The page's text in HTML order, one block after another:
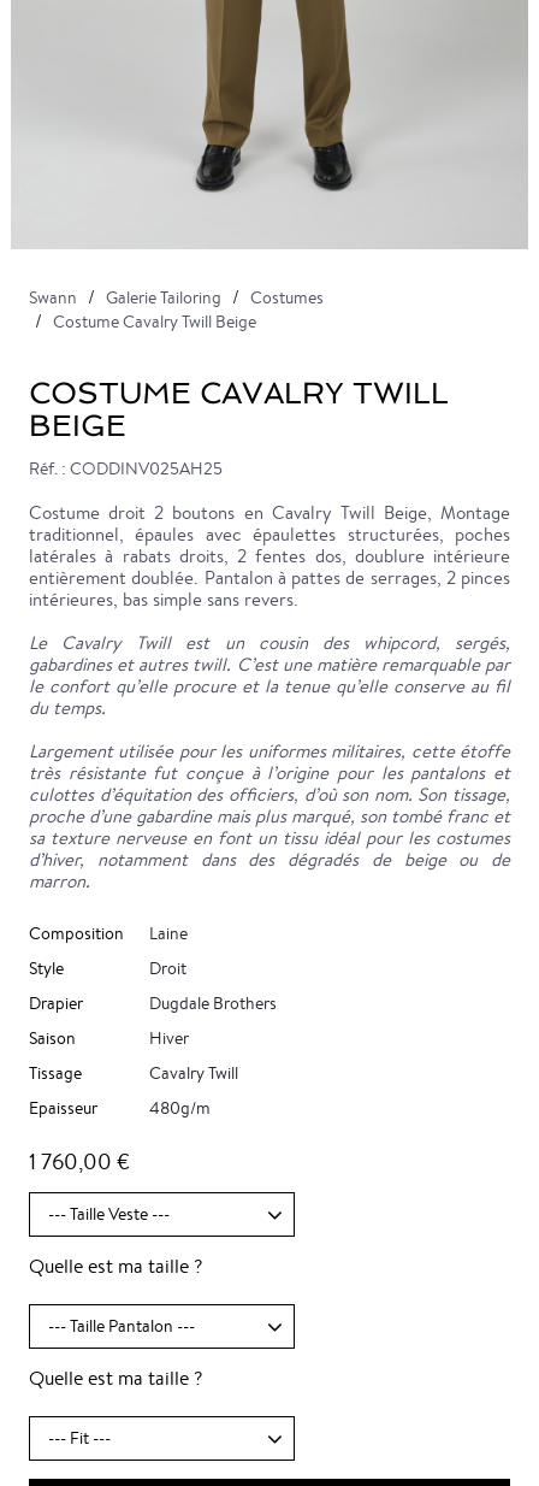
Swann Galerie Tailoring
Costumes
Costume Cavalry Twill Beige
COSTUME CAVALRY TWILL
BEIGE
Réf. : CODDINV025AH25
Costume droit 2 boutons en Cavalry Twill Beige, Montage
traditionnel, épaules avec épaulettes structurées, poches
latérales à rabats droits, 2 fentes dos, doublure intérieure
entièrement doublée. Pantalon à pattes de serrages, 2 pinces
intérieures, bas simple sans revers.
Le Cavalry Twill est un cousin des whipcord, sergés,
gabardines et autres twill. C’est une matière remarquable par
le confort qu’elle procure et la tenue qu’elle conserve au fil
du temps.
Largement utilisée pour les uniformes militaires, cette étoffe
très résistante fut conçue à l’origine pour les pantalons et
culottes d’équitation des officiers, d’où son nom. Son tissage,
proche d’une gabardine mais plus marqué, son tombé franc et
sa texture nerveuse en font un tissu idéal pour les costumes
d’hiver, notamment dans des dégradés de beige ou de
marron.
Composition
Laine
Style
Droit
Drapier
Dugdale Brothers
Saison
Hiver
Tissage
Cavalry Twill
Epaisseur
480g/m
1 760,00 €
Quelle est ma taille ?
Quelle est ma taille ?